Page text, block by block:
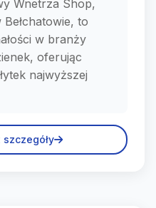
Wnetrza Shop,
to
w branży
oferując
najwyższej
szczegóły